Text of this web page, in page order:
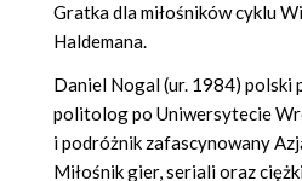
Gratka dla miłośników cyklu
Haldemana.
Daniel Nogal (ur. 1984) polski
politolog po Uniwersytecie
i podróżnik zafascynowany
Miłośnik gier, seriali oraz